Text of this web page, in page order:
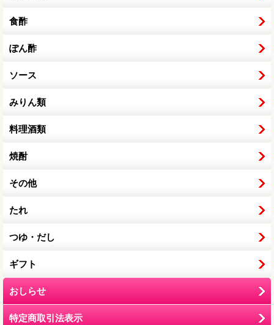
食酢
ぽん酢
ソース
みりん類
料理酒類
焼酎
その他
たれ
つゆ・だし
ギフト
おしらせ
特定商取引法表示